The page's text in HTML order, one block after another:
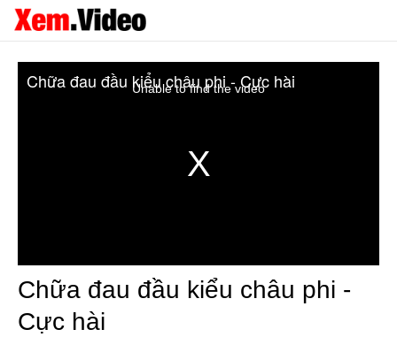
Unable to find the video
Chữa đau đầu kiểu châu phi - Cực hài
Chữa đau đầu kiểu châu phi -
Cực hài